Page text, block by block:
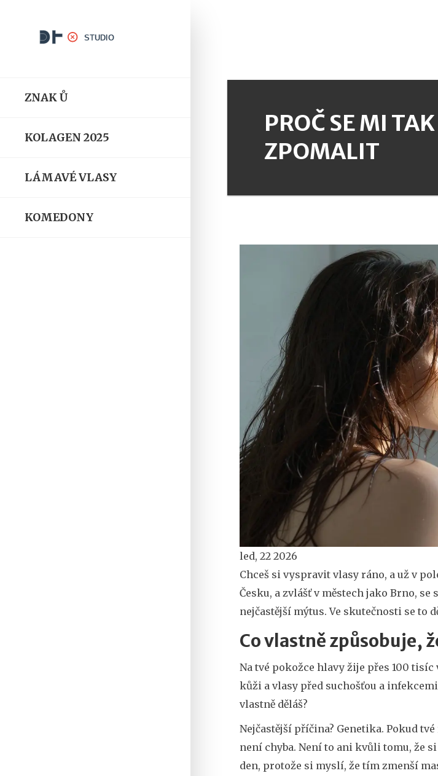
ZNAK Ů
KOLAGEN 2025
LÁMAVÉ VLASY
KOMEDONY
PROČ SE MI
ZPOMALIT
led, 22 2026
Chceš si vyspravit vlasy ráno, a už v
Česku, a zvlášť v městech jako Brno,
nejčastější mýtus. Ve skutečnosti se to
Co vlastně způsobuje,
Na tvé pokožce hlavy žije přes 100
kůži a vlasy před suchošťou a
vlastně děláš?
Nejčastější příčina? Genetika. Pokud
není chyba. Není to ani kvůli tomu, že
den, protože si myslí, že tím zmenší